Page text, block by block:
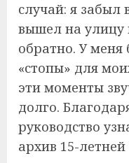
случай: я забыл
вышел на улицу
обратно. У
«стопы» для
эти моменты
долго.
руководство
архив 15-